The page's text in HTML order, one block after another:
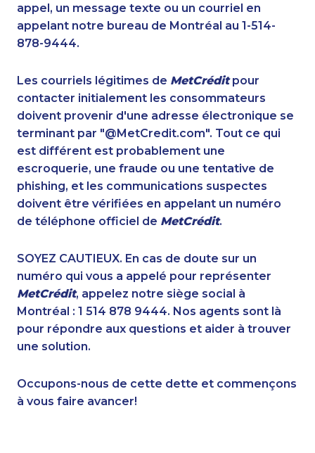
1-780-423-2644
1-438-289-3599
1-437-900-0401
1-902-400-0147
1-647-722-9516
1-778-662-5023
1-506-300-0086
1-902-706-0848
1-647-715-6065
1-844-220-0580
1-416-241-1868
1-902-482-1883
1-587-328-6589
1-250-244-3591
1-866-463-9161
1-902-482-9145
1-587-409-6581
1-778-329-9754
1-647-350-5975
1-902-482-1867
1-416-907-0862
1-416-235-0434
1-877-417-1759
1-902-482-9281
1-416-907-0901
1-587-316-3581
1-902-482-9266
1-587-319-2142
1-780-420-2381
appel, un message texte ou un courriel en
appelant notre bureau de Montréal au 1-514-
878-9444.
Les courriels légitimes de MetCréditpour
contacter initialement les consommateurs
doivent provenir d'une adresse électronique se
terminant par "@MetCredit.com". Tout ce qui
est différent est probablement une
escroquerie, une fraude ou une tentative de
phishing, et les communications suspectes
doivent être vérifiées en appelant un numéro
de téléphone officiel de MetCrédit.
SOYEZ CAUTIEUX. En cas de doute sur un
numéro qui vous a appelé pour représenter
MetCrédit, appelez notre siège social à
Montréal : 1 514 878 9444. Nos agents sont là
pour répondre aux questions et aider à trouver
une solution.
Occupons-nous de cette dette et commençons
à vous faire avancer!